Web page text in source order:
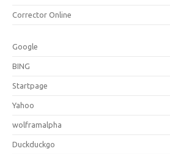
Corrector Online
Google
BING
Startpage
Yahoo
wolframalpha
Duckduckgo